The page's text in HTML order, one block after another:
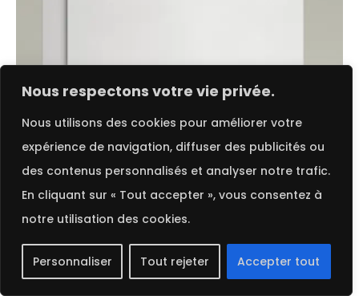
Nous respectons votre vie privée.
Nous utilisons des cookies pour améliorer votre
expérience de navigation, diffuser des publicités ou
des contenus personnalisés et analyser notre trafic.
En cliquant sur « Tout accepter », vous consentez à
notre utilisation des cookies.
Personnaliser Tout rejeter Accepter tout
Choix des options
Cocaine | Pur Coton